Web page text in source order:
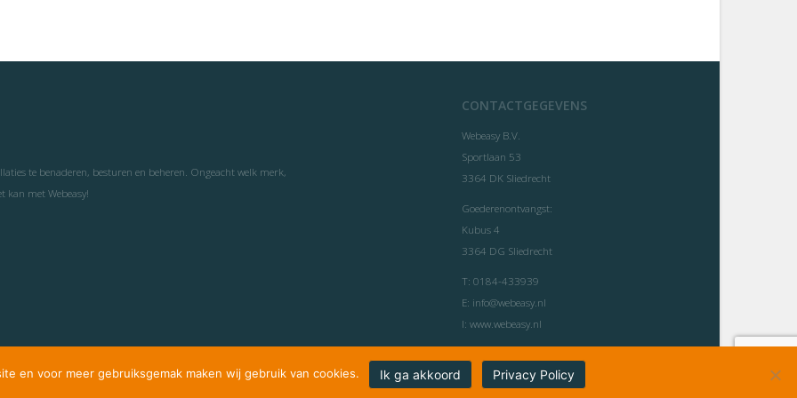
te benaderen, besturen en beheren. Ongeacht welk merk,
kan met Webeasy!
CONTACTGEGEVENS
Webeasy B.V.
Sportlaan 53
3364 DK Sliedrecht
Goederenontvangst:
Kubus 4
3364 DG Sliedrecht
T: 0184-433939
E: info@webeasy.nl
I: www.webeasy.nl
en voor meer gebruiksgemak maken wij gebruik van cookies. Ik ga akkoord Privacy Policy